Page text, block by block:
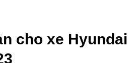
cho xe Hyundai